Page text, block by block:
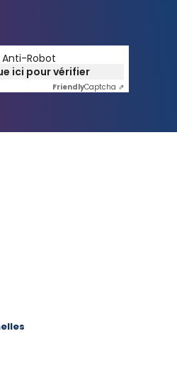
Robot
ici pour vérifier
FriendlyCaptcha ⇗